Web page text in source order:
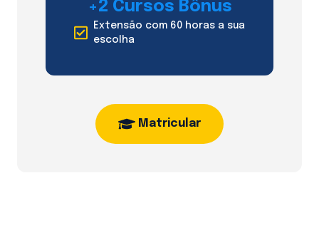
+2 Cursos Bônus
Extensão com 60 horas a sua
escolha
Matricular